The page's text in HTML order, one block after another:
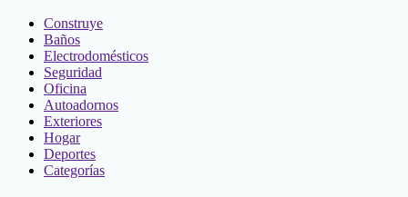
Construye
Baños
Electrodomésticos
Seguridad
Oficina
Autoadornos
Exteriores
Hogar
Deportes
Categorías